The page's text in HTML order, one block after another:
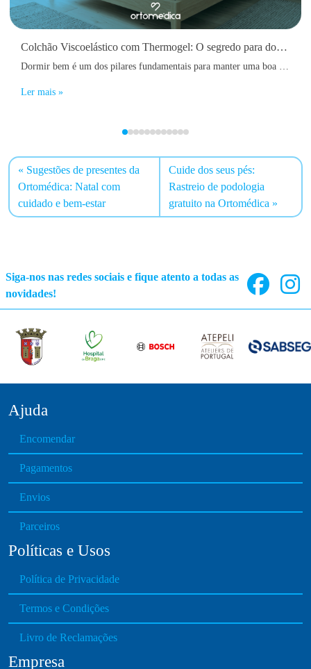
Colchão Viscoelástico com Thermogel: O segredo para dormir melhor todo o ano
Ler mais »
Sugestões de presentes da
Ortomédica: Natal com
cuidado e bem-estar
Cuide dos seus pés:
Rastreio de podologia
gratuito na Ortomédica
Siga-nos nas redes sociais e fique atento a todas as
novidades!
Ajuda
Encomendar
Pagamentos
Envios
Parceiros
Políticas e Usos
Política de Privacidade
Termos e Condições
Livro de Reclamações
Empresa